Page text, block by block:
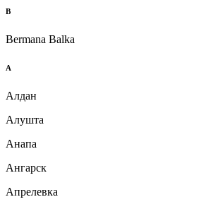
B
Bermana Balka
А
Алдан
Алушта
Анапа
Ангарск
Апрелевка